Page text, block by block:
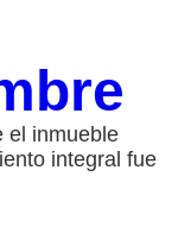
el inmueble
integral fue